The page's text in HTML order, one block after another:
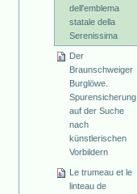
dell'emblema
statale della
Serenissima
Der
Braunschweiger
Burglöwe.
Spurensicherung
auf der Suche
nach
künstlerischen
Vorbildern
Le trumeau et le
linteau de